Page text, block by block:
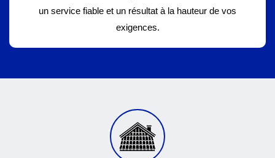
un service fiable et un résultat à la hauteur de vos
exigences.